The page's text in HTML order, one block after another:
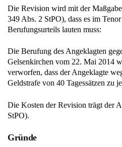
Die Revision wird mit der
349 Abs. 2 StPO), dass es im
Berufungsurteils lauten muss:
Die Berufung des Angeklagten
Gelsenkirchen vom 22. Mai 2014
verworfen, dass der Angeklagte
Geldstrafe von 40 Tagessätzen zu
Die Kosten der Revision trägt der
StPO).
Gründe